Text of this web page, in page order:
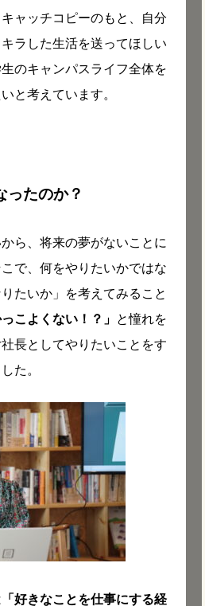
ャッチコピーのもと、自分
ラした生活を送ってほしい
のキャンパスライフ全体を
と考えています。
ったのか？
ら、将来の夢がないことに
で、何をやりたいかではな
たいか」を考えてみること
こよくない！？」 と憧れを
長としてやりたいことをす
た。
「好きなことを仕事にする経